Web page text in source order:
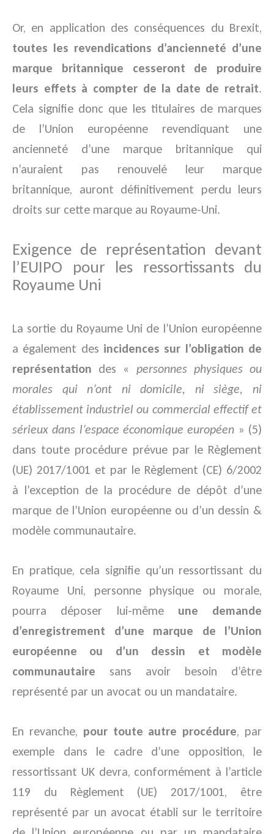
Or, en application des conséquences du Brexit,
toutes les revendications d’ancienneté d’une
marque britannique cesseront de produire
leurs effets à compter de la date de retrait.
Cela signifie donc que les titulaires de marques
de l’Union européenne revendiquant une
ancienneté d’une marque britannique qui
n’auraient pas renouvelé leur marque
britannique, auront définitivement perdu leurs
droits sur cette marque au Royaume-Uni.
Exigence de représentation devant
l’EUIPO pour les ressortissants du
Royaume Uni
La sortie du Royaume Uni de l’Union européenne
a également des incidences sur l’obligation de
représentation des « personnes physiques ou
morales qui n’ont ni domicile, ni siège, ni
établissement industriel ou commercial effectif et
sérieux dans l’espace économique européen » (5)
dans toute procédure prévue par le Règlement
(UE) 2017/1001 et par le Règlement (CE) 6/2002
à l’exception de la procédure de dépôt d’une
marque de l’Union européenne ou d’un dessin &
modèle communautaire.
En pratique, cela signifie qu’un ressortissant du
Royaume Uni, personne physique ou morale,
pourra déposer lui-même une demande
d’enregistrement d’une marque de l’Union
européenne ou d’un dessin et modèle
communautaire sans avoir besoin d’être
représenté par un avocat ou un mandataire.
En revanche, pour toute autre procédure, par
exemple dans le cadre d’une opposition, le
ressortissant UK devra, conformément à l’article
119 du Règlement (UE) 2017/1001, être
représenté par un avocat établi sur le territoire